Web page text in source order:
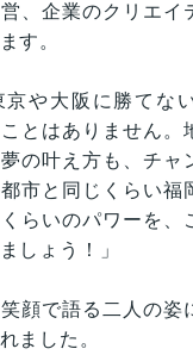
、企業のクリエイ
す。
京や大阪に勝てな
とはありません。
の叶え方も、チャ
市と同じくらい福
らいのパワーを、
しょう！」
顔で語る二人の姿
ました。